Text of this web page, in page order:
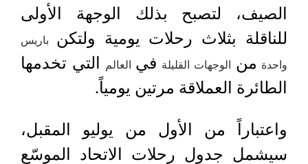
الصيف، لتصبح بذلك الوجهة الأولى
للناقلة بثلاث رحلات يومية ولتكن باريس
واحدة من الوجهات القليلة في العالم
التي تخدمها
الطائرة العملاقة مرتين يومياً.
واعتباراً من الأول من يوليو المقبل،
سيشمل جدول رحلات الاتحاد الموسّع